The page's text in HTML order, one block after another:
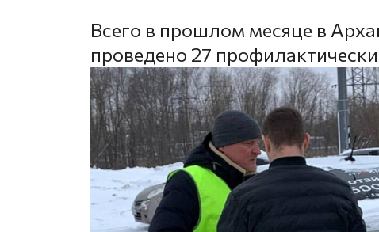
Всего в прошлом месяце в
проведено 27